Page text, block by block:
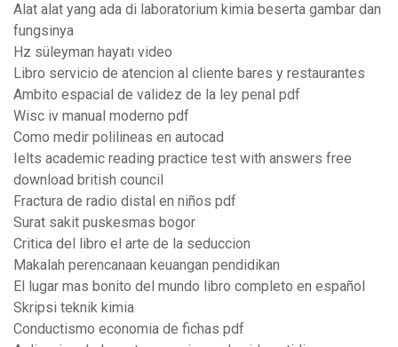
Alat alat yang ada di laboratorium kimia beserta gambar dan
fungsinya
Hz süleyman hayatı video
Libro servicio de atencion al cliente bares y restaurantes
Ambito espacial de validez de la ley penal pdf
Wisc iv manual moderno pdf
Como medir polilineas en autocad
Ielts academic reading practice test with answers free
download british council
Fractura de radio distal en niños pdf
Surat sakit puskesmas bogor
Critica del libro el arte de la seduccion
Makalah perencanaan keuangan pendidikan
El lugar mas bonito del mundo libro completo en español
Skripsi teknik kimia
Conductismo economia de fichas pdf